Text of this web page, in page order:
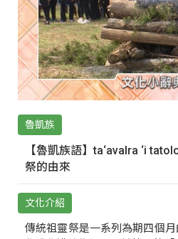
魯凱族
【魯凱族語】ta‘avalra ‘i
祭的由來
文化介紹
傳統祖靈祭是一系列為期四個